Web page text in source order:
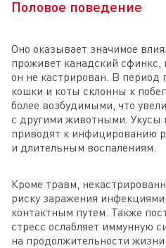
Половое поведение
Оно оказывает значимое
проживет канадский сфинкс,
он не кастрирован. В период
кошки и коты склонны к
более возбудимыми, что
с другими животными. Укусы
приводят к инфицированию
и длительным воспалениям.
Кроме травм,
риску заражения
контактным путем. Также
стресс ослабляет иммунную
на продолжительности жизни